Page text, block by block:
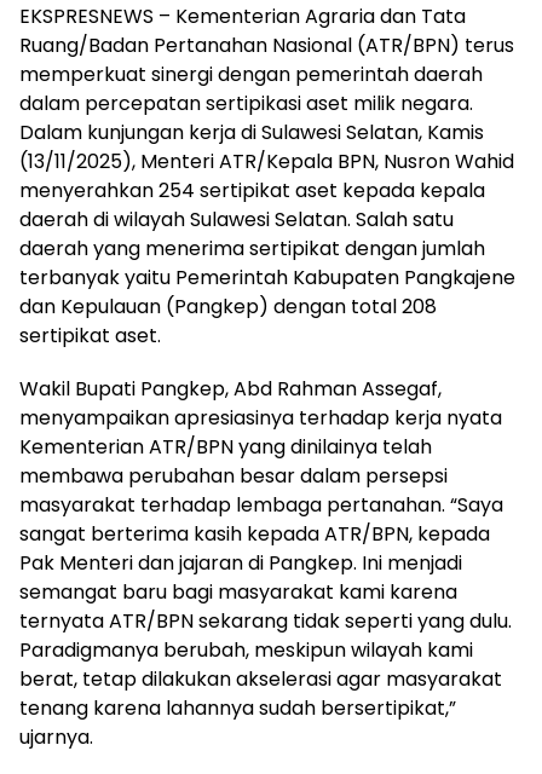
EKSPRESNEWS – Kementerian Agraria dan Tata
Ruang/Badan Pertanahan Nasional (ATR/BPN) terus
memperkuat sinergi dengan pemerintah daerah
dalam percepatan sertipikasi aset milik negara.
Dalam kunjungan kerja di Sulawesi Selatan, Kamis
(13/11/2025), Menteri ATR/Kepala BPN, Nusron Wahid
menyerahkan 254 sertipikat aset kepada kepala
daerah di wilayah Sulawesi Selatan. Salah satu
daerah yang menerima sertipikat dengan jumlah
terbanyak yaitu Pemerintah Kabupaten Pangkajene
dan Kepulauan (Pangkep) dengan total 208
sertipikat aset.
Wakil Bupati Pangkep, Abd Rahman Assegaf,
menyampaikan apresiasinya terhadap kerja nyata
Kementerian ATR/BPN yang dinilainya telah
membawa perubahan besar dalam persepsi
masyarakat terhadap lembaga pertanahan. “Saya
sangat berterima kasih kepada ATR/BPN, kepada
Pak Menteri dan jajaran di Pangkep. Ini menjadi
semangat baru bagi masyarakat kami karena
ternyata ATR/BPN sekarang tidak seperti yang dulu.
Paradigmanya berubah, meskipun wilayah kami
berat, tetap dilakukan akselerasi agar masyarakat
tenang karena lahannya sudah bersertipikat,”
ujarnya.